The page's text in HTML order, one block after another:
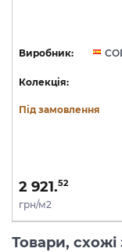
Виробник:
Колекція:
Під замовлення
2 921.52
грн/м2
Товари,